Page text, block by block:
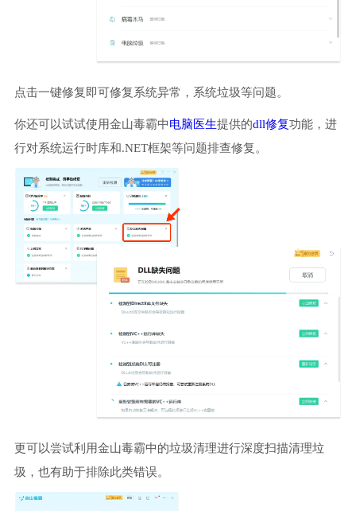
点击一键修复即可修复系统异常，系统垃圾等问题。
你还可以试试使用金山毒霸中电脑医生提供的dll修复功能，进
行对系统运行时库和.NET框架等问题排查修复。
更可以尝试利用金山毒霸中的垃圾清理进行深度扫描清理垃
圾，也有助于排除此类错误。